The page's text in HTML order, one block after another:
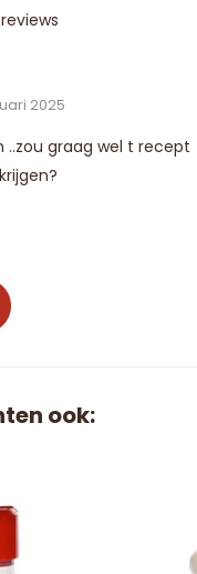
2025
..zou graag wel t recept
ook: